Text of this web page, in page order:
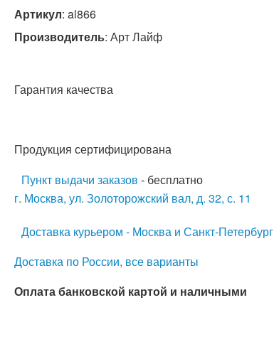
Артикул: al866
Производитель: Арт Лайф
Гарантия качества
Продукция сертифицирована
Пункт выдачи заказов - бесплатно
г. Москва, ул. Золоторожский вал, д. 32, с. 11
Доставка курьером - Москва и Санкт-Петербург
Доставка по России, все варианты
Оплата банковской картой и наличными